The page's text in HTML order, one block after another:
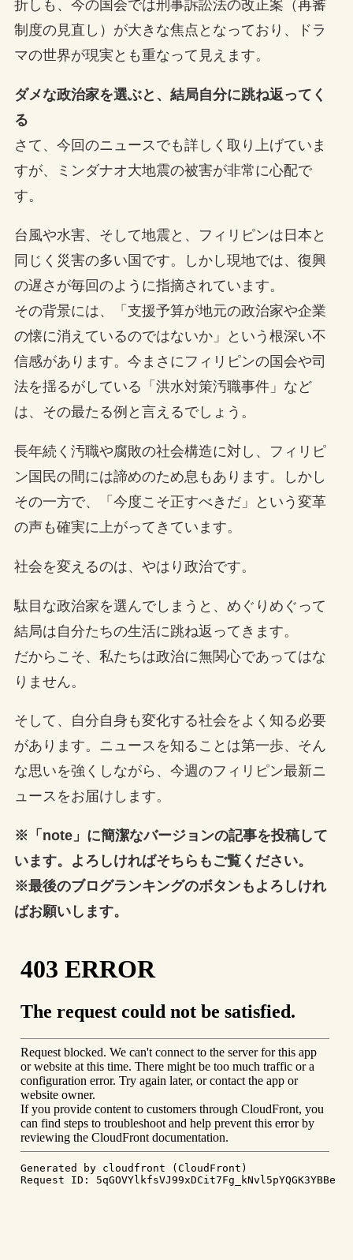
折しも、今の国会では刑事訴訟法の改正案（再審
制度の見直し）が大きな焦点となっており、ドラ
マの世界が現実とも重なって見えます。
ダメな政治家を選ぶと、結局自分に跳ね返ってく
る
さて、今回のニュースでも詳しく取り上げていま
すが、ミンダナオ大地震の被害が非常に心配で
す。
台風や水害、そして地震と、フィリピンは日本と
同じく災害の多い国です。しかし現地では、復興
の遅さが毎回のように指摘されています。
その背景には、「支援予算が地元の政治家や企業
の懐に消えているのではないか」という根深い不
信感があります。今まさにフィリピンの国会や司
法を揺るがしている「洪水対策汚職事件」など
は、その最たる例と言えるでしょう。
長年続く汚職や腐敗の社会構造に対し、フィリピ
ン国民の間には諦めのため息もあります。しかし
その一方で、「今度こそ正すべきだ」という変革
の声も確実に上がってきています。
社会を変えるのは、やはり政治です。
駄目な政治家を選んでしまうと、めぐりめぐって
結局は自分たちの生活に跳ね返ってきます。
だからこそ、私たちは政治に無関心であってはな
りません。
そして、自分自身も変化する社会をよく知る必要
があります。ニュースを知ることは第一歩、そん
な思いを強くしながら、今週のフィリピン最新ニ
ュースをお届けします。
※「note」に簡潔なバージョンの記事を投稿して
います。よろしければそちらもご覧ください。
※最後のブログランキングのボタンもよろしけれ
ばお願いします。